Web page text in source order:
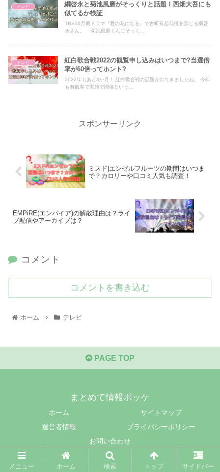
テレビ
綱啓永と菊池風磨がそっくりと話題！西畑大吾にも
似てるか検証
TBS10月期ドラマ『君の花になる』で古町有起哉役を演じる綱啓
永さん。 「菊池風磨くんにそっく...
テレビ
紅白歌合戦2022の観覧申し込みはいつまで?当選倍
率が60倍ってホント?
2022年もあと3か月！ 紅白歌合戦の話題が出てきましたね。 今年
も有観客で実施で開催という...
スポンサーリンク
ミスド|エンゼルフルーツの期間はいつま
で？カロリーや口コミ人気も調査！
EMPiRE(エンパイア)の解散理由は？ライ
ブ配信やアーカイブは？
コメント
コメントを書き込む
ホーム テレビ
PAGE TOP
まとめて情報ポッケ
ホーム
サイトマップ
運営者情報
プライバシーポリシー
お問い合わせ
© 2021 まとめて情報ポッケ.
メニュー ホーム 検索 トップ サイドバー